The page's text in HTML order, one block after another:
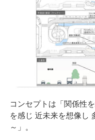
コンセプトは「関係性
を感じ 近未来を想像し
～」。